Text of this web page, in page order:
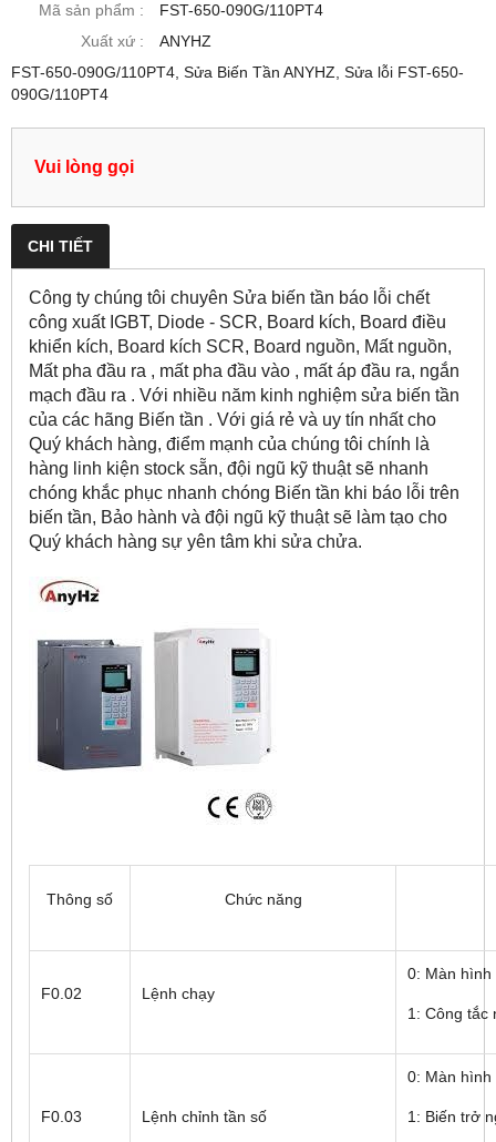
Mã sản phẩm :
FST-650-090G/110PT4
Xuất xứ :
ANYHZ
FST-650-090G/110PT4, Sửa Biến Tần ANYHZ, Sửa lỗi FST-650-
090G/110PT4
Vui lòng gọi
CHI TIẾT
Công ty chúng tôi chuyên Sửa biến tần báo lỗi chết
công xuất IGBT, Diode - SCR, Board kích, Board điều
khiển kích, Board kích SCR, Board nguồn, Mất nguồn,
Mất pha đầu ra , mất pha đầu vào , mất áp đầu ra, ngắn
mạch đầu ra . Với nhiều năm kinh nghiệm sửa biến tần
của các hãng Biến tần . Với giá rẻ và uy tín nhất cho
Quý khách hàng, điểm mạnh của chúng tôi chính là
hàng linh kiện stock sẵn, đội ngũ kỹ thuật sẽ nhanh
chóng khắc phục nhanh chóng Biến tần khi báo lỗi trên
biến tần, Bảo hành và đội ngũ kỹ thuật sẽ làm tạo cho
Quý khách hàng sự yên tâm khi sửa chửa.
Thông số Chức năng
F0.02 Lệnh chạy
0: Màn hình
1: Công tắc
F0.03 Lệnh chỉnh tần số
0: Màn hình
1: Biến trở